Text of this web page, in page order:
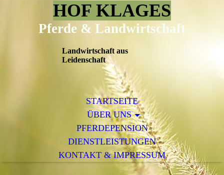
HOF KLAGES
Pferde & Landwirtschaft
Landwirtschaft aus
Leidenschaft
STARTSEITE
ÜBER UNS
PFERDEPENSION
DIENSTLEISTUNGEN
KONTAKT & IMPRESSUM